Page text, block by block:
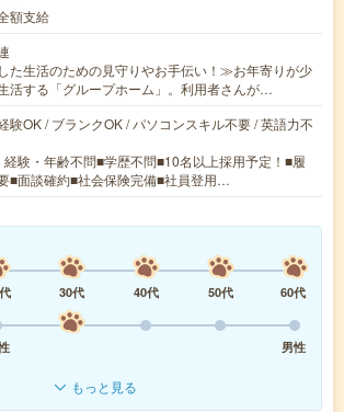
額支給
た生活のための見守りやお手伝い！≫お年寄りが少
活する「グループホーム」。利用者さんが…
験OK / ブランクOK / パソコンスキル不要 / 英語力不
経験・年齢不問■学歴不問■10名以上採用予定！■履
■面談確約■社会保険完備■社員登用…
30代 40代 50代
60代
男性
もっと見る